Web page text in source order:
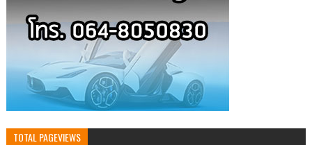
TOTAL PAGEVIEWS